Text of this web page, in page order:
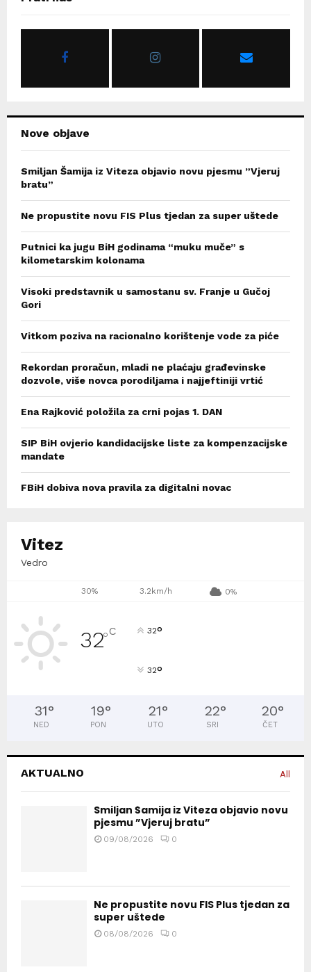
h
Nove objave
Smiljan Šamija iz Viteza objavio novu pjesmu ”Vjeruj
bratu”
Ne propustite novu FIS Plus tjedan za super uštede
Putnici ka jugu BiH godinama “muku muče” s
kilometarskim kolonama
Visoki predstavnik u samostanu sv. Franje u Gučoj
Gori
Vitkom poziva na racionalno korištenje vode za piće
Rekordan proračun, mladi ne plaćaju građevinske
dozvole, više novca porodiljama i najjeftiniji vrtić
Ena Rajković položila za crni pojas 1. DAN
SIP BiH ovjerio kandidacijske liste za kompenzacijske
mandate
FBiH dobiva nova pravila za digitalni novac
Vitez
Vedro
30% 3.2km/h 0%
32°C 32°
32°
31°
NED
19°
PON
21°
UTO
22°
SRI
20°
ČET
AKTUALNO All
Smiljan Šamija iz Viteza objavio novu
pjesmu ”Vjeruj bratu”
09/08/2026 0
Ne propustite novu FIS Plus tjedan za
super uštede
08/08/2026 0